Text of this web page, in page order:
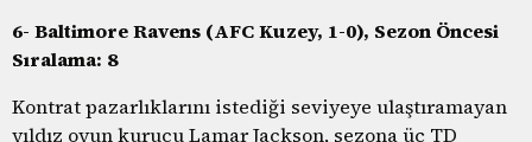
6- Baltimore Ravens (AFC Kuzey, 1-0), Sezon Öncesi
Sıralama: 8
Kontrat pazarlıklarını istediği seviyeye ulaştıramayan
yıldız oyun kurucu Lamar Jackson, sezona üç TD